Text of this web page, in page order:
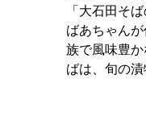
「大石田そ
ばあちゃん
族で風味豊
ばは、旬の